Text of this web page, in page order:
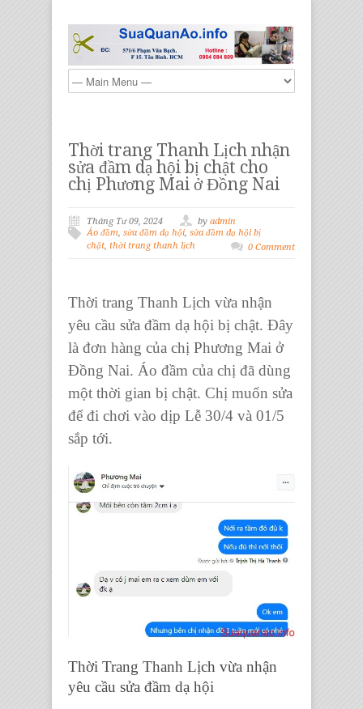
Thời trang Thanh Lịch nhận
sửa đầm dạ hội bị chật cho
chị Phương Mai ở Đồng Nai
Tháng Tư 09, 2024 by admin
Áo đầm, sửa đầm dạ hội, sửa đầm dạ hội bị
chật, thời trang thanh lịch 0 Comment
Thời trang Thanh Lịch vừa nhận
yêu cầu sửa đầm dạ hội bị chật. Đây
là đơn hàng của chị Phương Mai ở
Đồng Nai. Áo đầm của chị đã dùng
một thời gian bị chật. Chị muốn sửa
để đi chơi vào dịp Lễ 30/4 và 01/5
sắp tới.
Thời Trang Thanh Lịch vừa nhận
yêu cầu sửa đầm dạ hội